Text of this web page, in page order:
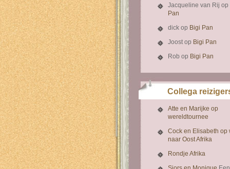
Jacqueline van Rij op
Pan
dick op Bigi Pan
Joostop Bigi Pan
Rob op Bigi Pan
Collega
Atte en Marijke op
wereldtournee
Cock en Elisabeth op
naar Oost Afrika
Rondje Afrika